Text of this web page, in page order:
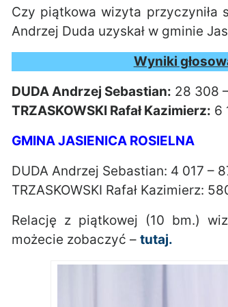
Czy piątkowa wizyta przyczyniła
Andrzej Duda uzyskał w gminie
Wyniki
DUDA Andrzej Sebastian: 28 308
TRZASKOWSKI Rafał Kazimierz: 6
GMINA JASIENICA ROSIELNA
DUDA Andrzej Sebastian: 4 017 –
TRZASKOWSKI Rafał Kazimierz:
Relację z piątkowej (10 bm.)
możecie zobaczyć – tutaj.